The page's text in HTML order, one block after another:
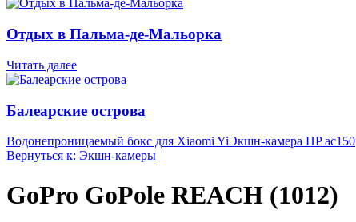
Отдых в Пальма-де-Мальорка
Читать далее
Балеарские острова
Водонепроницаемый бокс для Xiaomi YiЭкшн-камера HP ac150
Вернуться к: Экшн-камеры
GoPro GoPole REACH (1012)